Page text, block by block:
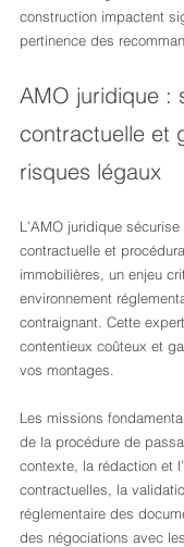
construction impactent
pertinence des
AMO juridique :
contractuelle et
risques légaux
L’AMO juridique
contractuelle et
immobilières, un enjeu
environnement
contraignant. Cette
contentieux coûteux et
vos montages.
Les missions
de la procédure de
contexte, la rédaction et
contractuelles, la
réglementaire des
des négociations avec